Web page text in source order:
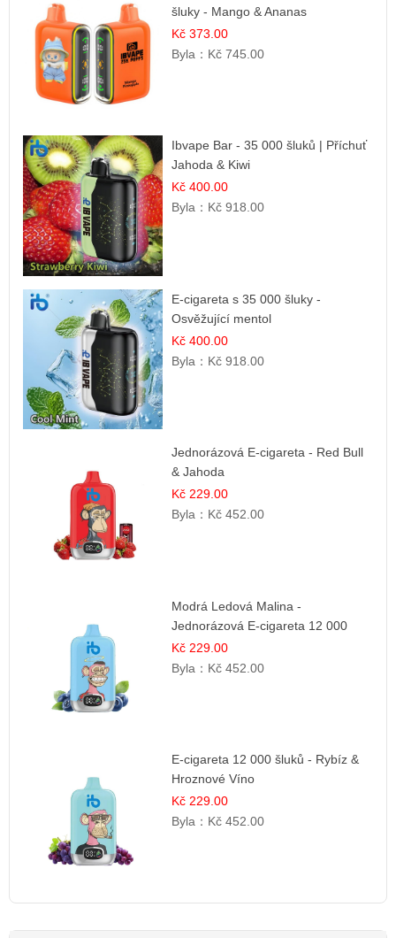
šluky - Mango & Ananas
Kč 373.00
Byla： Kč 745.00
Ibvape Bar - 35 000 šluků | Příchuť
Jahoda & Kiwi
Kč 400.00
Byla： Kč 918.00
E-cigareta s 35 000 šluky -
Osvěžující mentol
Kč 400.00
Byla： Kč 918.00
Jednorázová E-cigareta - Red Bull
& Jahoda
Kč 229.00
Byla： Kč 452.00
Modrá Ledová Malina -
Jednorázová E-cigareta 12 000
šluků | Osvěžující Bobulová Příchuť
Kč 229.00
Byla： Kč 452.00
E-cigareta 12 000 šluků - Rybíz &
Hroznové Víno
Kč 229.00
Byla： Kč 452.00